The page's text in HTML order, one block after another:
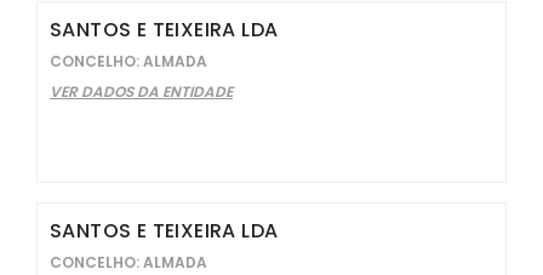
SANTOS E TEIXEIRA LDA
CONCELHO: ALMADA
VER DADOS DA ENTIDADE
SANTOS E TEIXEIRA LDA
CONCELHO: ALMADA